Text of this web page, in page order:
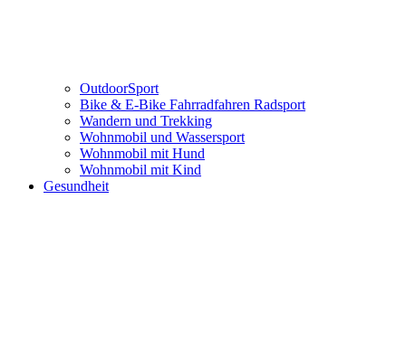
OutdoorSport
Bike & E-Bike Fahrradfahren Radsport
Wandern und Trekking
Wohnmobil und Wassersport
Wohnmobil mit Hund
Wohnmobil mit Kind
Gesundheit